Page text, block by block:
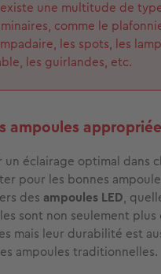
une multitude de
comme le
les spots, les
les guirlandes, etc.
ampoules
un éclairage optimal dans
pour les bonnes
des ampoules LED,
sont non seulement plus
mais leur durabilité est
ampoules traditionnelles.